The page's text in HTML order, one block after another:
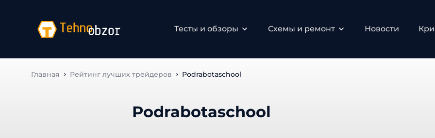
Тесты и обзоры Схемы и ремонт Новости
Главная Рейтинг лучших трейдеров Podrabotaschool
Podrabotaschool